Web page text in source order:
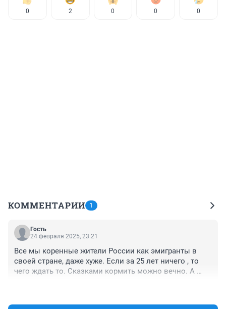
0 2 0 0 0
КОММЕНТАРИИ 1
Гость
24 февраля 2025, 23:21
Все мы коренные жители России как эмигранты в
своей стране, даже хуже. Если за 25 лет ничего , то
чего ждать то. Сказками кормить можно вечно. А